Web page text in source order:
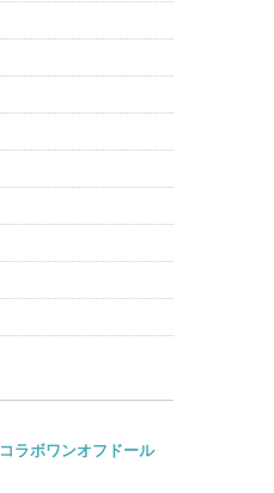
ラボワンオフドール